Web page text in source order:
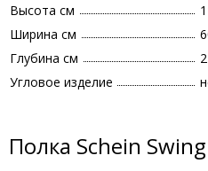
Высота см
Ширина см
Глубина см
Угловое изделие
Полка Schein